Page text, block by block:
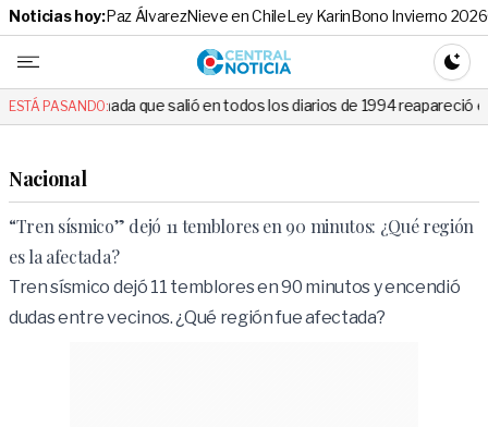
Noticias hoy:Paz ÁlvarezNieve en ChileLey KarinBono Invierno 2026
Central
ESTÁ PASANDO:
que salió en todos los diarios de 1994 reapareció e hizo llorar a
Nacional
“Tren sísmico” dejó 11 temblores en 90 minutos: ¿Qué región
es la afectada?
Tren sísmico dejó 11 temblores en 90 minutos y encendió
dudas entre vecinos. ¿Qué región fue afectada?